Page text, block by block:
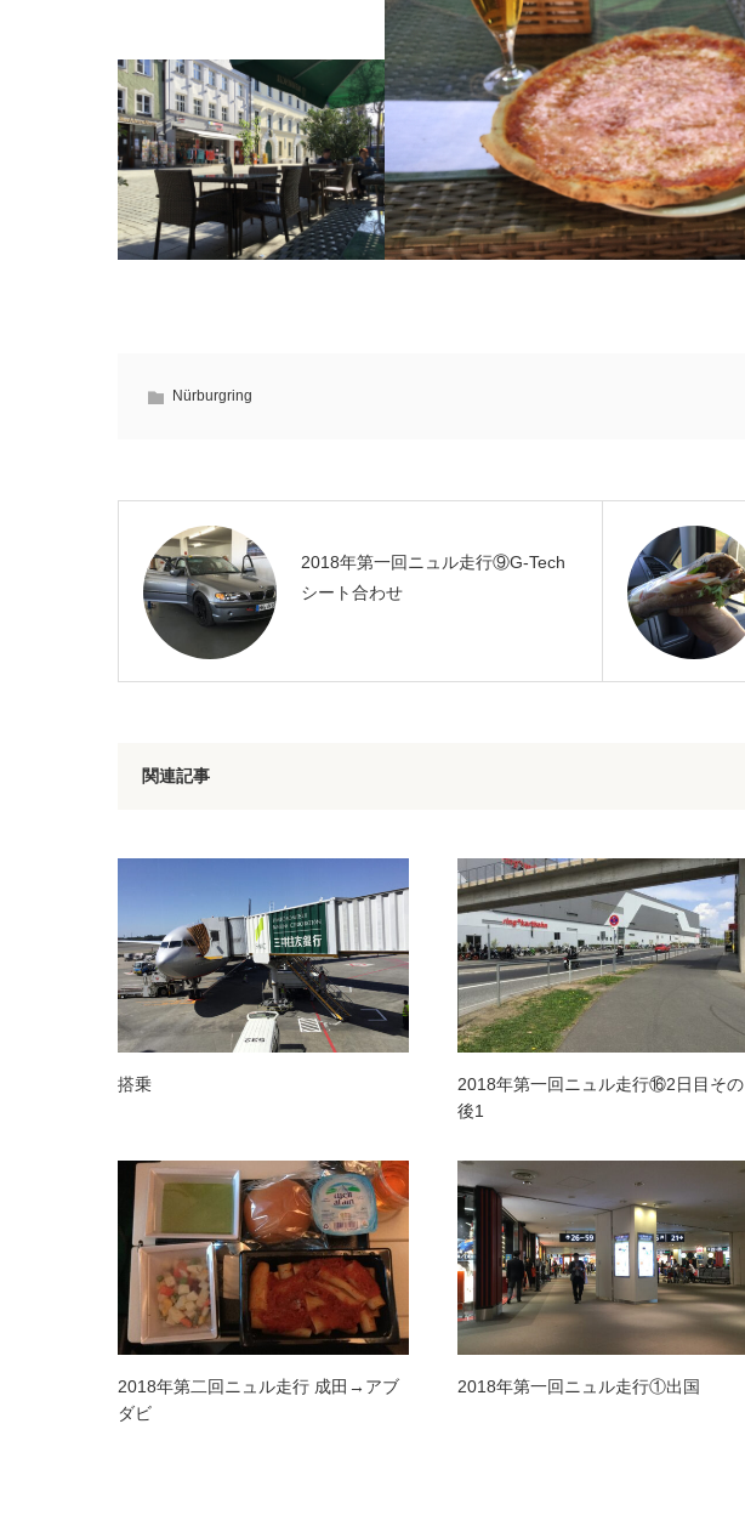
Nürburgring
2018年第一回ニュル走行⑨G-Tech
シート合わせ
関連記事
搭乗
2018年第一回ニュル走行⑯2日目その
後1
2018年第二回ニュル走行 成田→アブ
ダビ
2018年第一回ニュル走行①出国